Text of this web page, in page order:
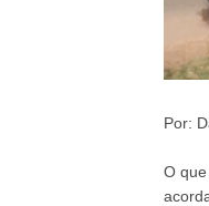
Por:
O